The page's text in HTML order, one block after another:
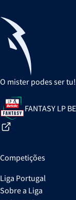
O mister podes ser
FANTASY LP
Competições
Liga Portugal
Sobre a Liga